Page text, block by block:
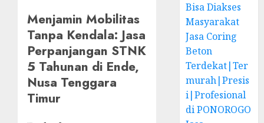
Menjamin Mobilitas
Tanpa Kendala: Jasa
Perpanjangan STNK
5 Tahunan di Ende,
Nusa Tenggara
Timur
Bisa Diakses
Masyarakat
Jasa Coring
Beton
Terdekat|Ter
murah|Presis
i|Profesional
di PONOROGO